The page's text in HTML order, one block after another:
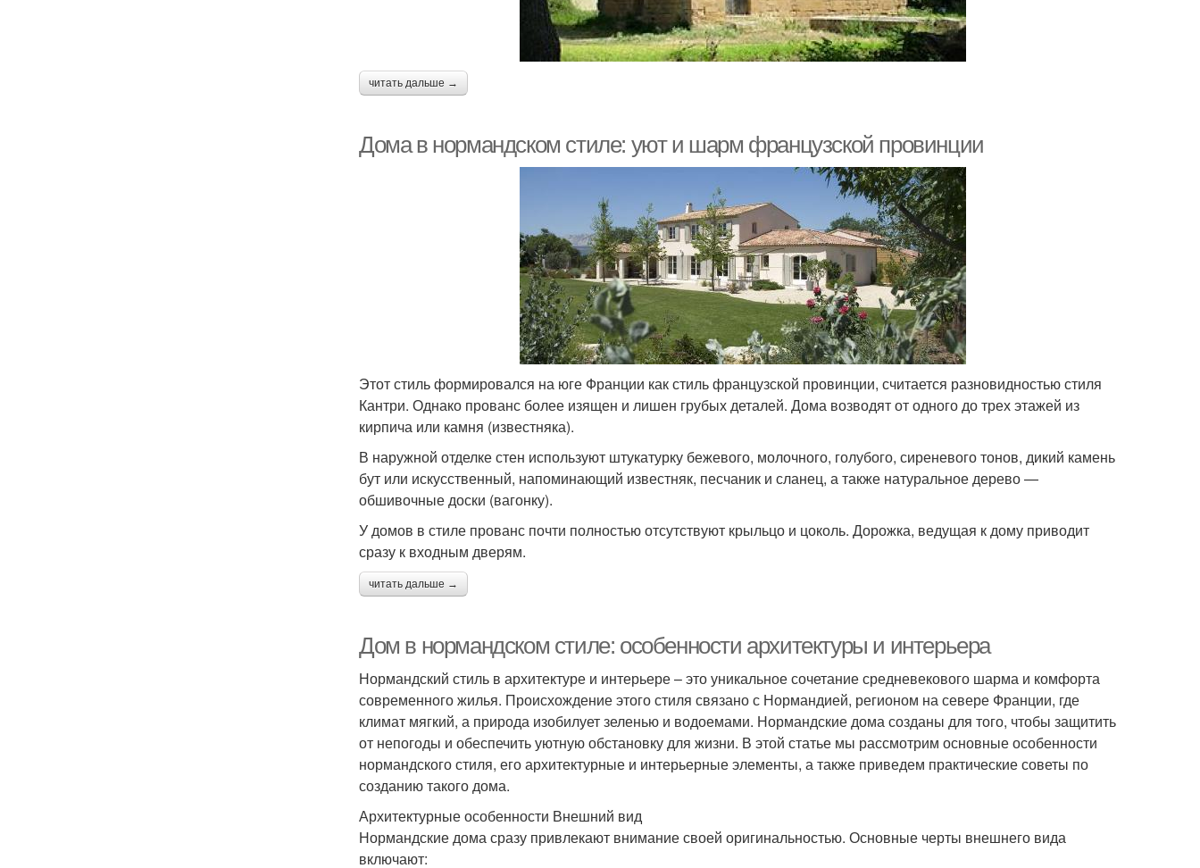
читать дальше →
Дома в нормандском стиле: уют и шарм французской провинции
Этот стиль формировался на юге Франции как стиль французской провинции, считается разновидностью стиля
Кантри. Однако прованс более изящен и лишен грубых деталей. Дома возводят от одного до трех этажей из
кирпича или камня (известняка).
В наружной отделке стен используют штукатурку бежевого, молочного, голубого, сиреневого тонов, дикий камень
бут или искусственный, напоминающий известняк, песчаник и сланец, а также натуральное дерево —
обшивочные доски (вагонку).
У домов в стиле прованс почти полностью отсутствуют крыльцо и цоколь. Дорожка, ведущая к дому приводит
сразу к входным дверям.
читать дальше →
Дом в нормандском стиле: особенности архитектуры и интерьера
Нормандский стиль в архитектуре и интерьере – это уникальное сочетание средневекового шарма и комфорта
современного жилья. Происхождение этого стиля связано с Нормандией, регионом на севере Франции, где
климат мягкий, а природа изобилует зеленью и водоемами. Нормандские дома созданы для того, чтобы защитить
от непогоды и обеспечить уютную обстановку для жизни. В этой статье мы рассмотрим основные особенности
нормандского стиля, его архитектурные и интерьерные элементы, а также приведем практические советы по
созданию такого дома.
Архитектурные особенности Внешний вид
Нормандские дома сразу привлекают внимание своей оригинальностью. Основные черты внешнего вида
включают: